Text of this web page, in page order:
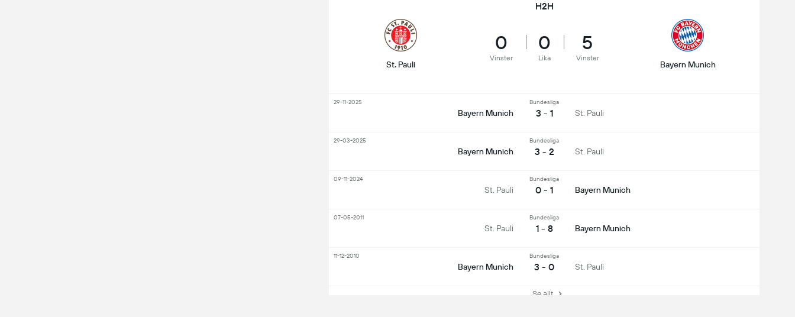
H2H
St. Pauli
0
Vinster
0
Lika
5
Vinster
Bayern Munich
Bayern Munich
Bundesliga
3 - 1 St. Pauli
29-11-2025
Bayern Munich
Bundesliga
3 - 2 St. Pauli
29-03-2025
St. Pauli
Bundesliga
0 - 1 Bayern Munich
09-11-2024
St. Pauli
Bundesliga
1 - 8 Bayern Munich
07-05-2011
Bayern Munich
Bundesliga
3 - 0 St. Pauli
11-12-2010
Se allt